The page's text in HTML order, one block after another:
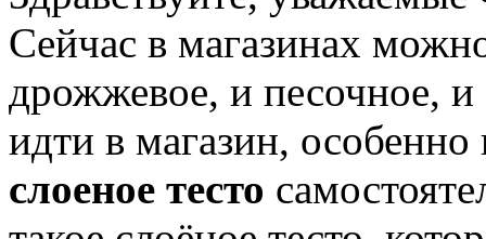
Сейчас в магазинах
дрожжевое, и песочное, и
идти в магазин,
слоеное тесто